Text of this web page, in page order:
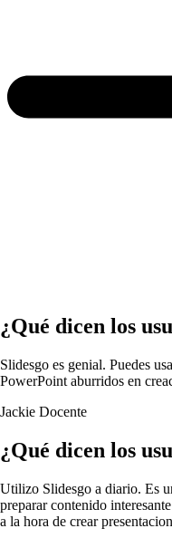
¿Qué dicen los
Slidesgo es genial. Puedes
PowerPoint aburridos en
Jackie Docente
¿Qué dicen los
Utilizo Slidesgo a diario. Es
preparar contenido
a la hora de crear